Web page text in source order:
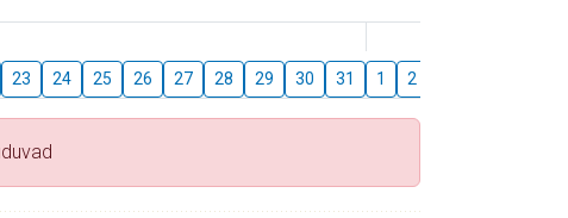
23 24 25 26 27 28 29 30 31 1 2